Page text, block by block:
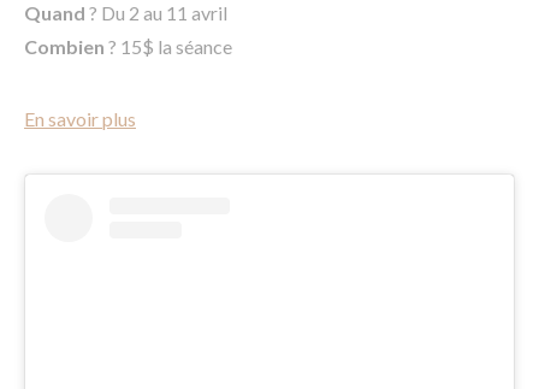
Quand ? Du 2 au 11 avril
Combien ? 15$ la séance
En savoir plus